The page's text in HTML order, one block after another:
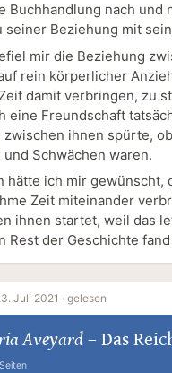
Buchhandlung nach
seiner Beziehung mit
mir die Beziehung
rein körperlicher
damit verbringen, zu
eine Freundschaft
zwischen ihnen spürte,
und Schwächen waren.
hätte ich mir gewünscht,
Zeit miteinander
ihnen startet, weil das
Rest der Geschichte
Juli 2021 · gelesen
Aveyard– Das